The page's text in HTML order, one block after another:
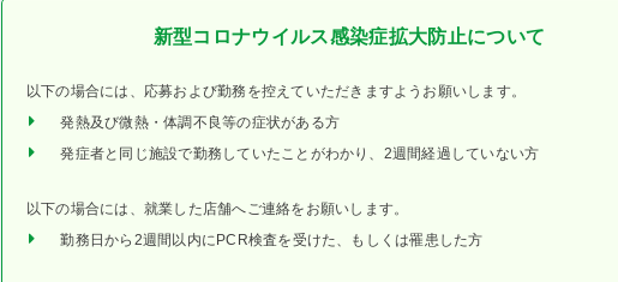
新型コロナウイルス感染症拡大防止について
以下の場合には、応募および勤務を控えていただきますようお願いします。
発熱及び微熱・体調不良等の症状がある方
発症者と同じ施設で勤務していたことがわかり、2週間経過していない方
以下の場合には、就業した店舗へご連絡をお願いします。
勤務日から2週間以内にPCR検査を受けた、もしくは罹患した方